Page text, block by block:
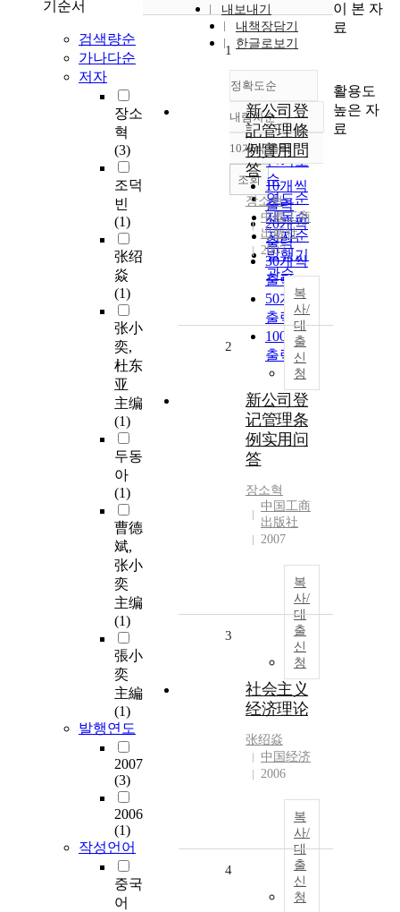
기순서
검색량순
가나다순
저자
장소
혁
(3)
조덕
빈
(1)
张绍
焱
(1)
张小
奕,
杜东
亚
主编
(1)
두동
아
(1)
曹德
斌,
张小
奕
主编
(1)
張小
奕
主編
(1)
발행연도
2007
(3)
2006
(1)
작성언어
중국
어
내보내기
내책장담기
한글로보기
정확도순
정확도
순
인기도
순
연도순
제목순
저자순
발행기
관순
내림차순
내림차순
10개씩 출력
10개씩
출력
20개씩
출력
30개씩
출력
50개씩
출력
100개씩
출력
조회
1
新公司登
記管理條
例實用問
答
장소혁
中國工商
出版社
2007
복
사/
대
출
신
청
2
新公司登
记管理条
例实用问
答
장소혁
中国工商
出版社
2007
복
사/
대
출
신
청
3
社会主义
经济理论
张绍焱
中国经济
2006
복
사/
대
출
신
청
4
이 본 자
료
활용도
높은 자
료